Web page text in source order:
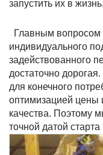
запустить их в жизнь.
Главным вопросом
индивидуального
задействованного
достаточно
для конечного
оптимизацией цены
качества. Поэтому
точной датой